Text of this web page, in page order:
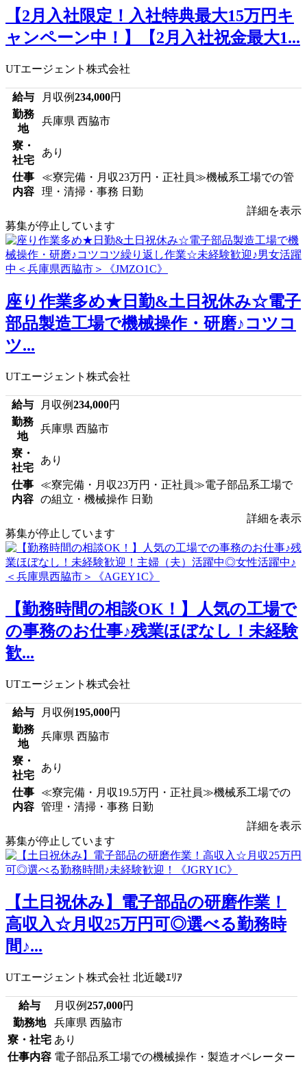
【2月入社限定！入社特典最大15万円キ
ャンペーン中！】【2月入社祝金最大1...
UTエージェント株式会社
給与 月収例234,000円
勤務
地
兵庫県 西脇市
寮・
社宅
あり
仕事
内容
≪寮完備・月収23万円・正社員≫機械系工場での管
理・清掃・事務 日勤
詳細を表示
募集が停止しています
座り作業多め★日勤&土日祝休み☆電子
部品製造工場で機械操作・研磨♪コツコ
ツ...
UTエージェント株式会社
給与 月収例234,000円
勤務
地
兵庫県 西脇市
寮・
社宅
あり
仕事
内容
≪寮完備・月収23万円・正社員≫電子部品系工場で
の組立・機械操作 日勤
詳細を表示
募集が停止しています
【勤務時間の相談OK！】人気の工場で
の事務のお仕事♪残業ほぼなし！未経験
歓...
UTエージェント株式会社
給与 月収例 195,000円
勤務
地
兵庫県 西脇市
寮・
社宅
あり
仕事
内容
≪寮完備・月収19.5万円・正社員≫機械系工場での
管理・清掃・事務 日勤
詳細を表示
募集が停止しています
【土日祝休み】電子部品の研磨作業！
高収入☆月収25万円可◎選べる勤務時
間♪...
UTエージェント株式会社 北近畿ｴﾘｱ
給与 月収例257,000円
勤務地
兵庫県 西脇市
寮・社宅 あり
仕事内容 電子部品系工場での機械操作・製造オペレーター